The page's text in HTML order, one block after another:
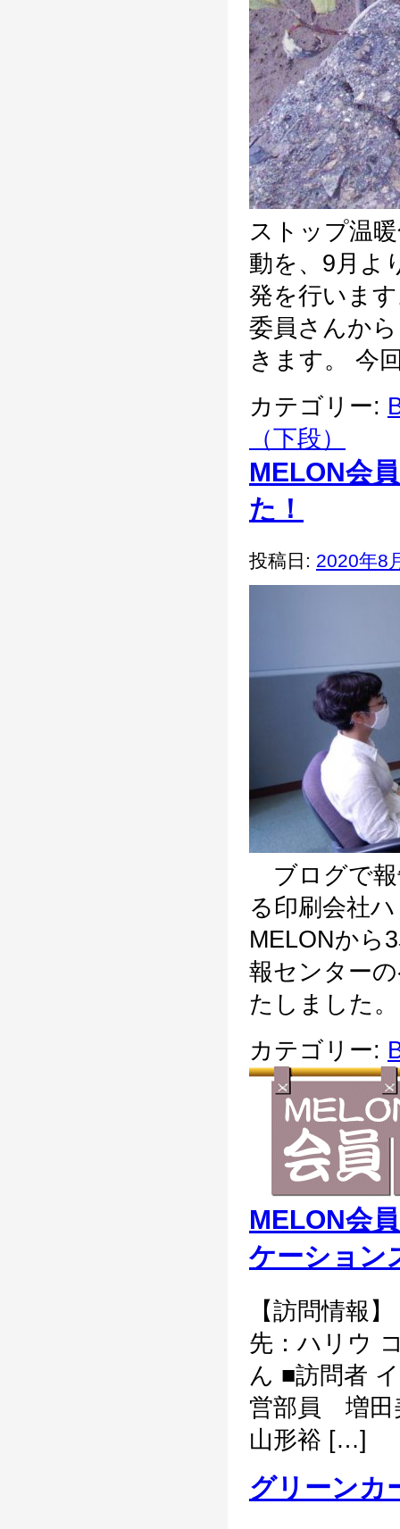
ストップ温
動を、9月よ
発を行いま
委員さんか
きます。 今
カテゴリー:
（下段）
MELON会
た！
投稿日: 2020年8
ブログで報
る印刷会社
MELONから
報センター
たしまし
カテゴリー:
MELON会
ケーショ
【訪問情報
先：ハリウ
ん ■訪問者
営部員 増
山形裕 […]
グリーンカ